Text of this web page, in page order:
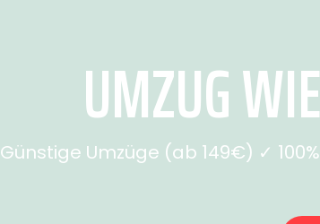
UMZUG
Günstige Umzüge (ab 149€) ✓